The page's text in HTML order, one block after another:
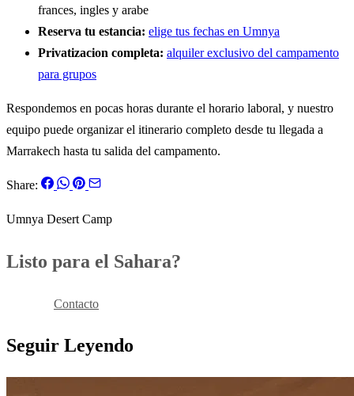
frances, ingles y arabe
Reserva tu estancia: elige tus fechas en Umnya
Privatizacion completa: alquiler exclusivo del campamento
para grupos
Respondemos en pocas horas durante el horario laboral, y nuestro
equipo puede organizar el itinerario completo desde tu llegada a
Marrakech hasta tu salida del campamento.
Share:
Umnya Desert Camp
Listo para el Sahara?
Contacto
Seguir Leyendo